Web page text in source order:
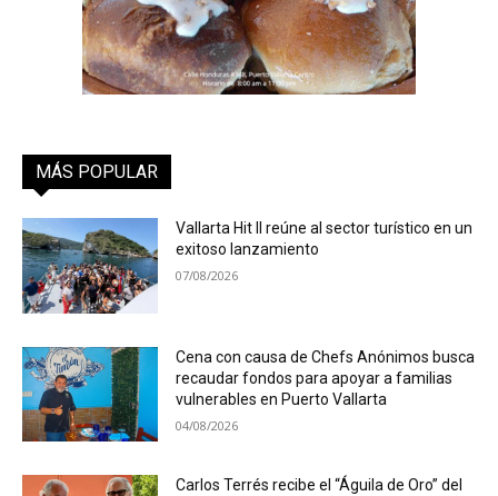
MÁS POPULAR
Vallarta Hit II reúne al sector turístico en un
exitoso lanzamiento
07/08/2026
Cena con causa de Chefs Anónimos busca
recaudar fondos para apoyar a familias
vulnerables en Puerto Vallarta
04/08/2026
Carlos Terrés recibe el “Águila de Oro” del